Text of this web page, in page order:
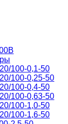
100-0,1-50
100-0,25-50
100-0,4-50
100-0,63-50
100-1,0-50
100-1,6-50